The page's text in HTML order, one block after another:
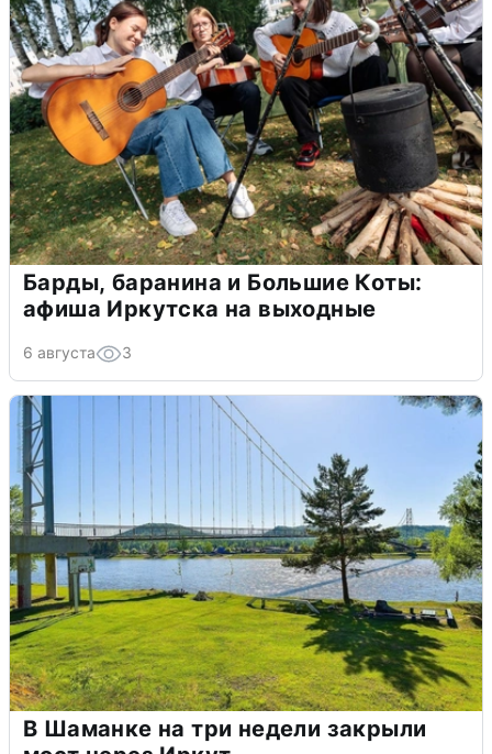
Барды, баранина и Большие Коты:
афиша Иркутска на выходные
6 августа 3
В Шаманке на три недели закрыли